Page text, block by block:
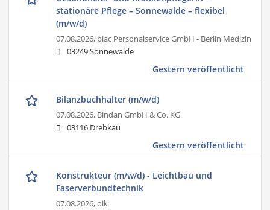
stationäre Pflege – Sonnewalde – flexibel
(m/w/d)
07.08.2026, biac Personalservice GmbH - Berlin Medizin
03249 Sonnewalde
Gestern veröffentlicht
Bilanzbuchhalter (m/w/d)
07.08.2026, Bindan GmbH & Co. KG
03116 Drebkau
Gestern veröffentlicht
Konstrukteur (m/w/d) - Leichtbau und
Faserverbundtechnik
07.08.2026,oik